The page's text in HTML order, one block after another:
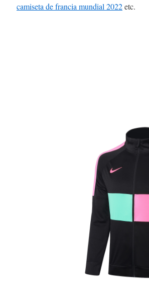
camiseta de francia mundial 2022etc.